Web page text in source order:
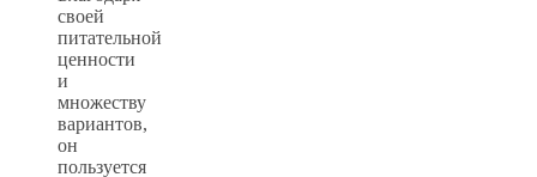
своей
питательной
ценности
и
множеству
вариантов,
он
пользуется